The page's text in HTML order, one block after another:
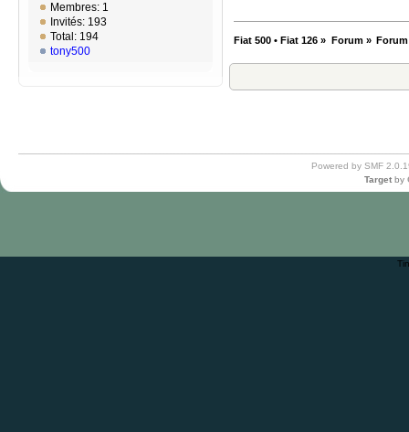
Membres: 1
Invités: 193
Total: 194
tony500
Fiat 500 • Fiat 126 » Forum»
Powered by SMF
Target by